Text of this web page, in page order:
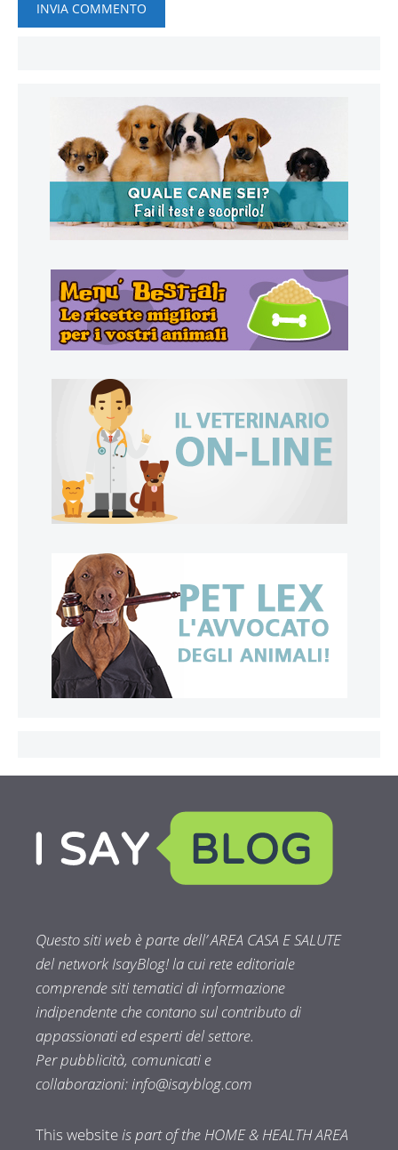
Questo siti web è parte dell’ AREA CASA E SALUTE
del network IsayBlog! la cui rete editoriale
comprende siti tematici di informazione
indipendente che contano sul contributo di
appassionati ed esperti del settore.
Per pubblicità, comunicati e
collaborazioni:info@isayblog.com
This websiteis part of the HOME & HEALTH AREA